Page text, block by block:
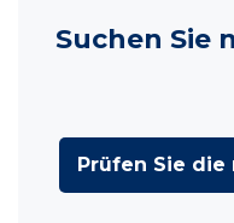
Suchen Sie
Prüfen Sie die